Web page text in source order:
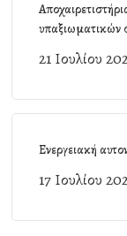
υπαξιωματικών
21 Ιουλίου
Ενεργειακή
17 Ιουλίου